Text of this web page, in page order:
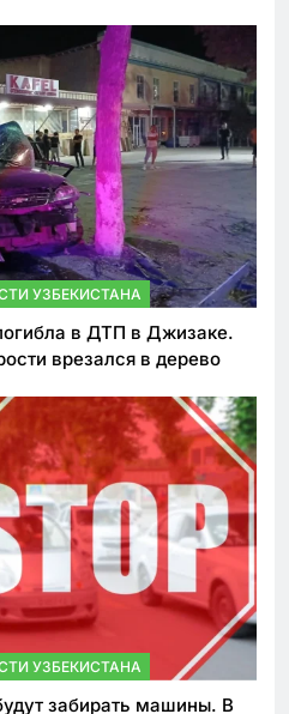
УЗБЕКИСТАНА
в ДТП в Джизаке.
врезался в дерево
УЗБЕКИСТАНА
забирать машины. В